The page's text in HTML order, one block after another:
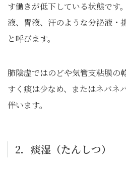
す働きが低下している状態です
液、胃液、汗のような分泌液・
と呼びます。
肺陰虚ではのどや気管支粘膜の
すく痰は少なめ、またはネバネ
伴います。
2．痰湿（たんしつ）